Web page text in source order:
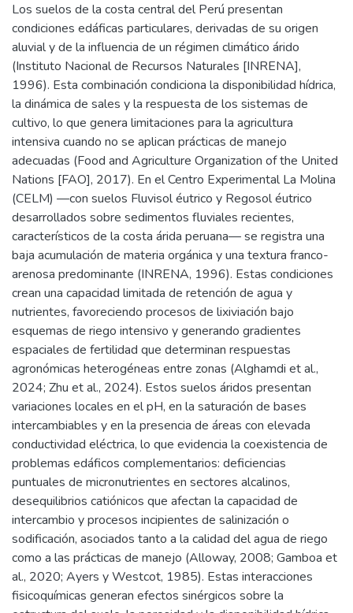
Los suelos de la costa central del Perú presentan
condiciones edáficas particulares, derivadas de su origen
aluvial y de la influencia de un régimen climático árido
(Instituto Nacional de Recursos Naturales [INRENA],
1996). Esta combinación condiciona la disponibilidad hídrica,
la dinámica de sales y la respuesta de los sistemas de
cultivo, lo que genera limitaciones para la agricultura
intensiva cuando no se aplican prácticas de manejo
adecuadas (Food and Agriculture Organization of the United
Nations [FAO], 2017). En el Centro Experimental La Molina
(CELM) —con suelos Fluvisol éutrico y Regosol éutrico
desarrollados sobre sedimentos fluviales recientes,
característicos de la costa árida peruana— se registra una
baja acumulación de materia orgánica y una textura franco-
arenosa predominante (INRENA, 1996). Estas condiciones
crean una capacidad limitada de retención de agua y
nutrientes, favoreciendo procesos de lixiviación bajo
esquemas de riego intensivo y generando gradientes
espaciales de fertilidad que determinan respuestas
agronómicas heterogéneas entre zonas (Alghamdi et al.,
2024; Zhu et al., 2024). Estos suelos áridos presentan
variaciones locales en el pH, en la saturación de bases
intercambiables y en la presencia de áreas con elevada
conductividad eléctrica, lo que evidencia la coexistencia de
problemas edáficos complementarios: deficiencias
puntuales de micronutrientes en sectores alcalinos,
desequilibrios catiónicos que afectan la capacidad de
intercambio y procesos incipientes de salinización o
sodificación, asociados tanto a la calidad del agua de riego
como a las prácticas de manejo (Alloway, 2008; Gamboa et
al., 2020; Ayers y Westcot, 1985). Estas interacciones
fisicoquímicas generan efectos sinérgicos sobre la